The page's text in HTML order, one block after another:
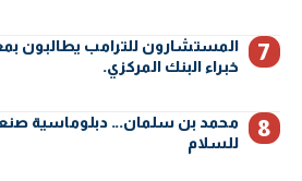
المستشارون للترامب يطالبون
خبراء البنك المركزي.
محمد بن سلمان… دبلوماسية
للسلام